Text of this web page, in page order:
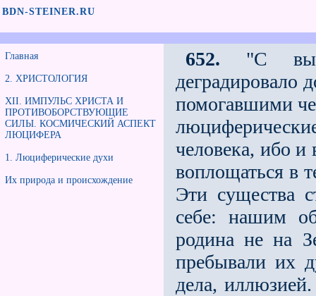
BDN-STEINER.RU
Главная
2. ХРИСТОЛОГИЯ
XII. ИМПУЛЬС ХРИСТА И
ПРОТИВОБОРСТВУЮЩИЕ
СИЛЫ. КОСМИЧЕСКИЙ АСПЕКТ
ЛЮЦИФЕРА
1. Люциферические духи
Их природа и происхождение
652. "С
деградировало
помогавшими
человека, ибо
воплощаться в
Эти существа
себе: нашим
родина не на
пребывали их
дела,